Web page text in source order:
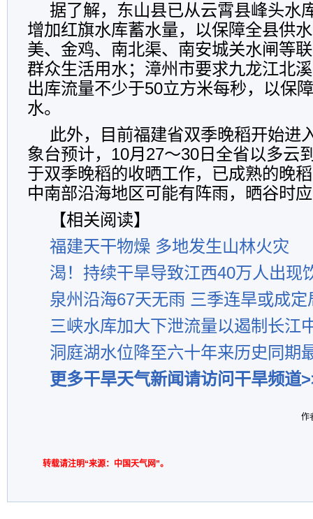
据了解，东山县已从云霄县峰头水
增加红旗水库蓄水量，以保障全县供
美、金鸡、南北渠、南安城关水闸等
群众生活用水；漳州市要求九龙江北
出库流量不少于50立方米每秒，以保
水。
此外，目前福建省双季晚稻开始进
象台预计，10月27～30日全省以多云
于双季晚稻的收晒工作，已成熟的晚
中南部沿海地区可能有阵雨，晒谷时
【相关阅读】
福建天干物燥 多地发生山林火灾
渴！持续干旱导致江西40万人出现
泉州沿海67天无雨 三季连旱或成定
三峡水库加大下泄流量以遏制长江
洞庭湖水位降至六十年来历史同期
更多干旱天气新闻请访问干旱频道
作
转载请注明“来源：中国天气网”。